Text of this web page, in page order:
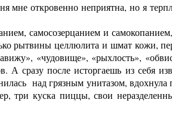
мне откровенно неприятна, но я
самосозерцанием и
рытвины целлюлита и шмат кожи,
«чудовище», «рыхлость»,
А сразу после исторгаешь из себя
над грязным унитазом, вдохнула
три куска пиццы, свои